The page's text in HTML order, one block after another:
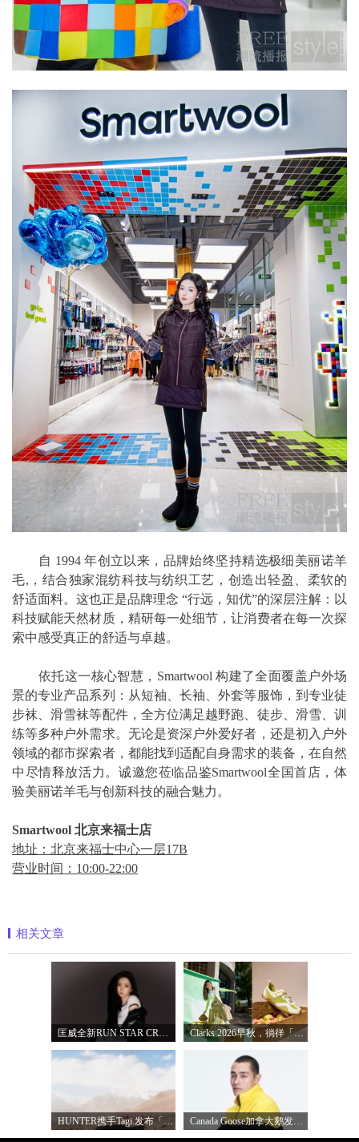
自 1994 年创立以来，品牌始终坚持精选极细美丽诺羊
毛,，结合独家混纺科技与纺织工艺，创造出轻盈、柔软的
舒适面料。这也正是品牌理念 “行远，知优”的深层注解：以
科技赋能天然材质，精研每一处细节，让消费者在每一次探
索中感受真正的舒适与卓越。
依托这一核心智慧，Smartwool 构建了全面覆盖户外场
景的专业产品系列：从短袖、长袖、外套等服饰，到专业徒
步袜、滑雪袜等配件，全方位满足越野跑、徒步、滑雪、训
练等多种户外需求。无论是资深户外爱好者，还是初入户外
领域的都市探索者，都能找到适配自身需求的装备，在自然
中尽情释放活力。诚邀您莅临品鉴Smartwool全国首店，体
验美丽诺羊毛与创新科技的融合魅力。
Smartwool 北京来福士店
地址：北京来福士中心一层17B
营业时间：10:00-22:00
相关文章
Clarks 2026早秋，徜徉「苹」凡，走出惬意